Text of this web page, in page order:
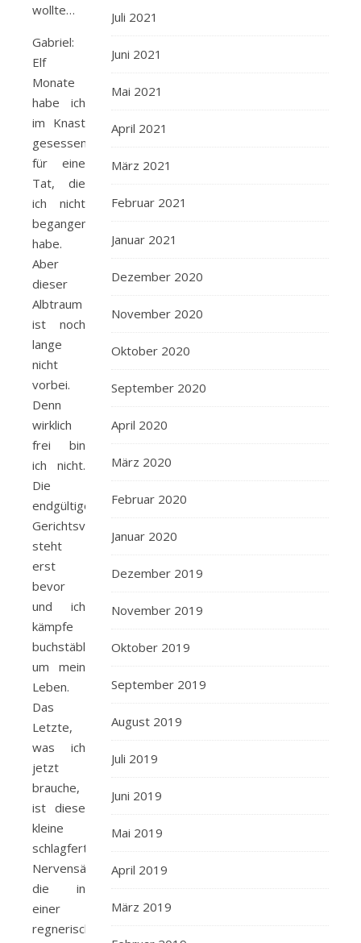
wollte…
Gabriel:
Elf
Monate
habe ich
im Knast
gesessen
für eine
Tat, die
ich nicht
begangen
habe.
Aber
dieser
Albtraum
ist noch
lange
nicht
vorbei.
Denn
wirklich
frei bin
ich nicht.
Die
endgültige
Gerichtsverhandlung
steht
erst
bevor
und ich
kämpfe
buchstäblich
um mein
Leben.
Das
Letzte,
was ich
jetzt
brauche,
ist diese
kleine
schlagfertige
Nervensäge,
die in
einer
regnerischen
Juli 2021
Juni 2021
Mai 2021
April 2021
März 2021
Februar 2021
Januar 2021
Dezember 2020
November 2020
Oktober 2020
September 2020
April 2020
März 2020
Februar 2020
Januar 2020
Dezember 2019
November 2019
Oktober 2019
September 2019
August 2019
Juli 2019
Juni 2019
Mai 2019
April 2019
März 2019